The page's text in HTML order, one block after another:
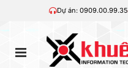
Dự án: 0909.00.99.35